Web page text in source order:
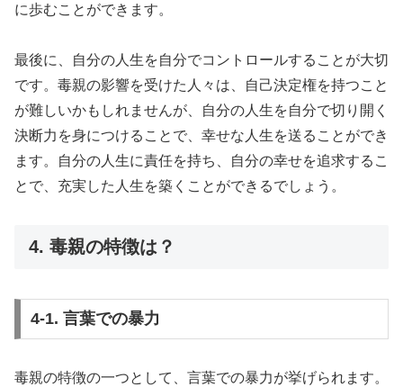
に歩むことができます。
最後に、自分の人生を自分でコントロールすることが大切
です。毒親の影響を受けた人々は、自己決定権を持つこと
が難しいかもしれませんが、自分の人生を自分で切り開く
決断力を身につけることで、幸せな人生を送ることができ
ます。自分の人生に責任を持ち、自分の幸せを追求するこ
とで、充実した人生を築くことができるでしょう。
4. 毒親の特徴は？
4-1. 言葉での暴力
毒親の特徴の一つとして、言葉での暴力が挙げられます。